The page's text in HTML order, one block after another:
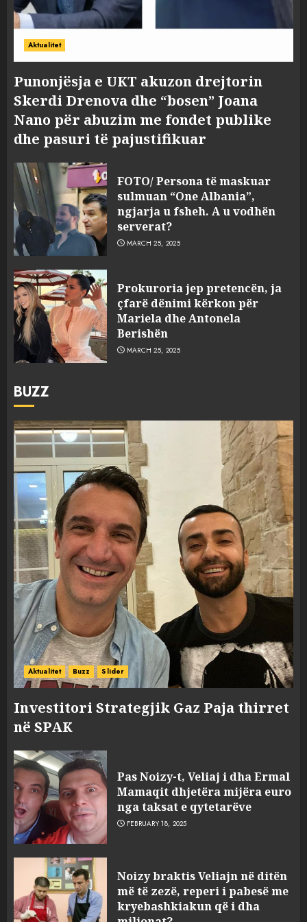
Aktualitet
Punonjësja e UKT akuzon drejtorin
Skerdi Drenova dhe “bosen” Joana
Nano për abuzim me fondet publike
dhe pasuri të pajustifikuar
FOTO/ Persona të maskuar
sulmuan “One Albania”,
ngjarja u fsheh. A u vodhën
serverat?
MARCH 25, 2025
Prokuroria jep pretencën, ja
çfarë dënimi kërkon për
Mariela dhe Antonela
Berishën
MARCH 25, 2025
BUZZ
Aktualitet Buzz Slider
Investitori Strategjik Gaz Paja thirret
në SPAK
Pas Noizy-t, Veliaj i dha Ermal
Mamaqit dhjetëra mijëra euro
nga taksat e qytetarëve
FEBRUARY 18, 2025
Noizy braktis Veliajn në ditën
më të zezë, reperi i pabesë me
kryebashkiakun që i dha
sulmuan “One Albania”,
ngjarja u fsheh. A u vodhën
serverat?